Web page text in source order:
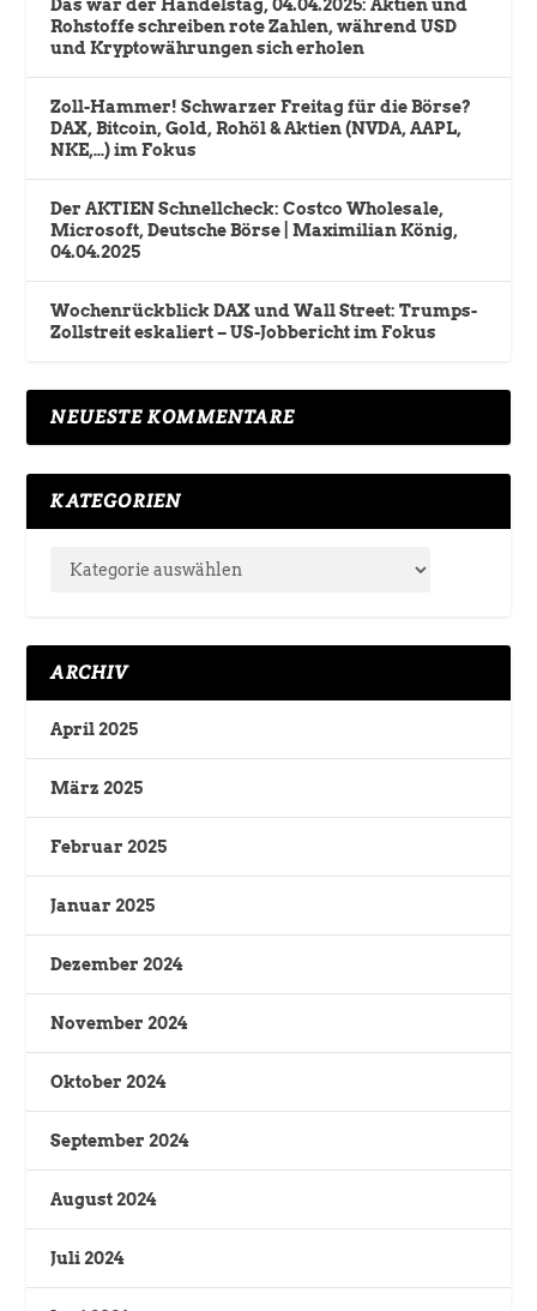
Das war der Handelstag, 04.04.2025: Aktien und
Rohstoffe schreiben rote Zahlen, während USD
und Kryptowährungen sich erholen
Zoll-Hammer! Schwarzer Freitag für die Börse?
DAX, Bitcoin, Gold, Rohöl & Aktien (NVDA, AAPL,
NKE,…) im Fokus
Der AKTIEN Schnellcheck: Costco Wholesale,
Microsoft, Deutsche Börse | Maximilian König,
04.04.2025
Wochenrückblick DAX und Wall Street: Trumps-
Zollstreit eskaliert – US-Jobbericht im Fokus
NEUESTE KOMMENTARE
KATEGORIEN
ARCHIV
April 2025
März 2025
Februar 2025
Januar 2025
Dezember 2024
November 2024
Oktober 2024
September 2024
August 2024
Juli 2024